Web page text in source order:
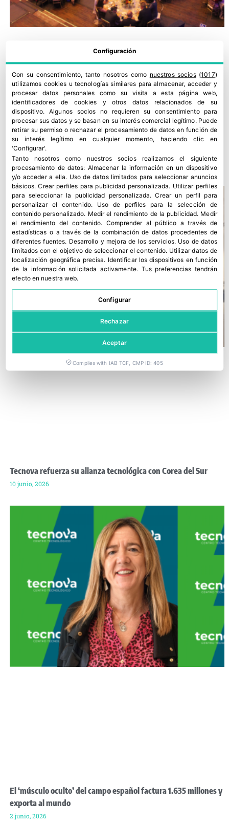
Tecnova celebra 25 años como motor de innovación agrícola
15 junio, 2026
Tecnova refuerza su alianza tecnológica con Corea del Sur
10 junio, 2026
El ‘músculo oculto’ del campo español factura 1.635 millones y
exporta al mundo
2 junio, 2026
Configuración
Con su consentimiento, tanto nosotros como nuestros socios (1017)
utilizamos cookies u tecnologías similares para almacenar, acceder y
procesar datos personales como su visita a esta página web,
identificadores de cookies y otros datos relacionados de su
dispositivo. Algunos socios no requieren su consentimiento para
procesar sus datos y se basan en su interés comercial legítimo. Puede
retirar su permiso o rechazar el procesamiento de datos en función de
su interés legítimo en cualquier momento, haciendo clic en
'Configurar'.
Tanto nosotros como nuestros socios realizamos el siguiente
procesamiento de datos: Almacenar la información en un dispositivo
y/o acceder a ella. Uso de datos limitados para seleccionar anuncios
básicos.Crear perfiles para publicidad personalizada. Utilizar perfiles
para seleccionar la publicidad personalizada.Crear un perfil para
personalizar el contenido. Uso de perfiles para la selección de
contenido personalizado. Medir el rendimiento de la publicidad. Medir
el rendimiento del contenido.Comprender al público a través de
estadísticas o a través de la combinación de datos procedentes de
diferentes fuentes. Desarrollo y mejora de los servicios. Uso de datos
limitados con el objetivo de seleccionar el contenido. Utilizar datos de
localización geográfica precisa. Identificar los dispositivos en función
de la información solicitada activamente. Tus preferencias tendrán
efecto en nuestra web.
Configurar
Rechazar
Aceptar
Complies with IAB TCF, CMP ID: 405